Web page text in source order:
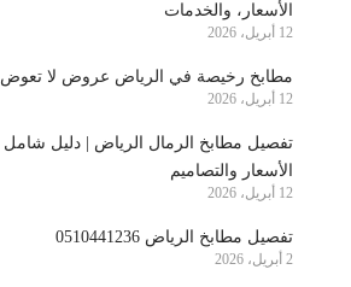
الأسعار، والخدمات
12 أبريل، 2026
مطابخ رخيصة في الرياض عروض لا تعوض
12 أبريل، 2026
الأسعار والتصاميم
12 أبريل، 2026
تفصيل مطابخ الرياض 0510441236
2 أبريل، 2026